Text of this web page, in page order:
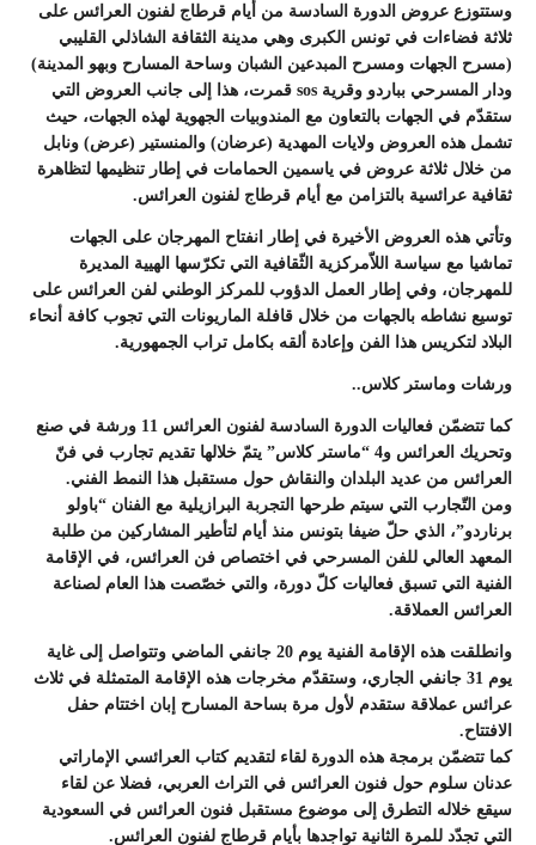
وستتوزع عروض الدورة السادسة من أيام قرطاج لفنون العرائس على
ثلاثة فضاءات في تونس الكبرى وهي مدينة الثقافة الشاذلي القليبي
(مسرح الجهات ومسرح المبدعين الشبان وساحة المسارح وبهو المدينة)
ودار المسرحي بباردو وقرية sos قمرت، هذا إلى جانب العروض التي
ستقدّم في الجهات بالتعاون مع المندوبيات الجهوية لهذه الجهات، حيث
تشمل هذه العروض ولايات المهدية (عرضان) والمنستير (عرض) ونابل
من خلال ثلاثة عروض في ياسمين الحمامات في إطار تنظيمها لتظاهرة
ثقافية عرائسية بالتزامن مع أيام قرطاج لفنون العرائس.
وتأتي هذه العروض الأخيرة في إطار انفتاح المهرجان على الجهات
تماشيا مع سياسة اللاّمركزية الثّقافية التي تكرّسها الهيية المديرة
للمهرجان، وفي إطار العمل الدؤوب للمركز الوطني لفن العرائس على
توسيع نشاطه بالجهات من خلال قافلة الماريونات التي تجوب كافة أنحاء
البلاد لتكريس هذا الفن وإعادة ألقه بكامل تراب الجمهورية.
ورشات وماستر كلاس..
كما تتضمّن فعاليات الدورة السادسة لفنون العرائس 11 ورشة في صنع
وتحريك العرائس و4 “ماستر كلاس” يتمّ خلالها تقديم تجارب في فنّ
العرائس من عديد البلدان والنقاش حول مستقبل هذا النمط الفني.
ومن التّجارب التي سيتم طرحها التجربة البرازيلية مع الفنان “باولو
برناردو”، الذي حلّ ضيفا بتونس منذ أيام لتأطير المشاركين من طلبة
المعهد العالي للفن المسرحي في اختصاص فن العرائس، في الإقامة
الفنية التي تسبق فعاليات كلّ دورة، والتي خصّصت هذا العام لصناعة
العرائس العملاقة.
وانطلقت هذه الإقامة الفنية يوم 20 جانفي الماضي وتتواصل إلى غاية
يوم 31 جانفي الجاري، وستقدّم مخرجات هذه الإقامة المتمثلة في ثلاث
عرائس عملاقة ستقدم لأول مرة بساحة المسارح إبان اختتام حفل
الافتتاح.
كما تتضمّن برمجة هذه الدورة لقاء لتقديم كتاب العرائسي الإماراتي
عدنان سلوم حول فنون العرائس في التراث العربي، فضلا عن لقاء
سيقع خلاله التطرق إلى موضوع مستقبل فنون العرائس في السعودية
التي تجدّد للمرة الثانية تواجدها بأيام قرطاج لفنون العرائس.